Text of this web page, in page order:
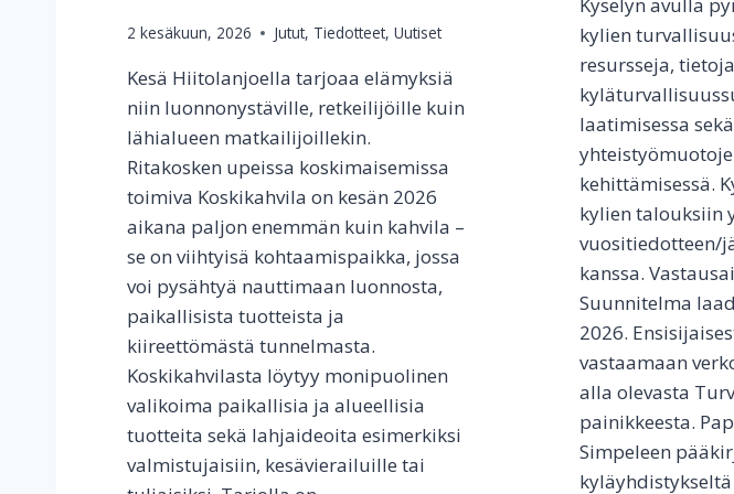
Ä
V
A
H
A
K
O
U
L
U
N
E
N
T
T
Y
S
T
Y
S
E
N
I
M
I
T
A
A
N
2 kesäkuun, 2026 Jutut, Tiedotteet, Uutiset
Kesä Hiitolanjoella tarjoaa elämyksiä
niin luonnonystäville, retkeilijöille kuin
lähialueen matkailijoillekin.
Ritakosken upeissa koskimaisemissa
toimiva Koskikahvila on kesän 2026
aikana paljon enemmän kuin kahvila –
se on viihtyisä kohtaamispaikka, jossa
voi pysähtyä nauttimaan luonnosta,
paikallisista tuotteista ja
kiireettömästä tunnelmasta.
Koskikahvilasta löytyy monipuolinen
valikoima paikallisia ja alueellisia
tuotteita sekä lahjaideoita esimerkiksi
valmistujaisiin, kesävierailuille tai
Kyselyn avulla
kylien
resursseja,
laatimisessa
kehittämisessä.
kylien talouksiin
vuositiedotteen/
kanssa.
Suunnitelma
2026.
vastaamaan
alla olevasta
painikkeesta.
Simpeleen